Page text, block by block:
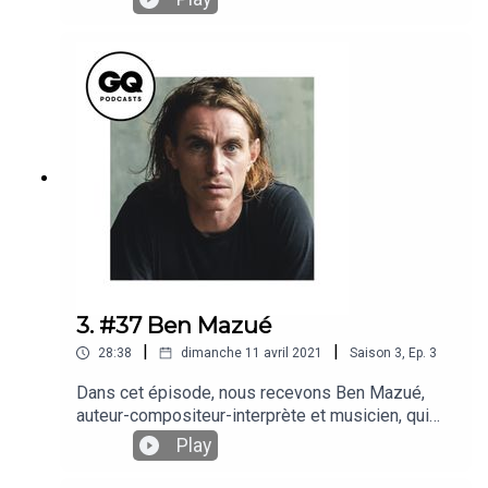
sincérité et humour, il nous a parlé d'acceptation
d'acteur. Voici sa définition du Bonhomme.
3. #37 Ben Mazué
28:38 dimanche 11 avril 2021 Saison 3, Ep. 3
Dans cet épisode, nous recevons Ben Mazué,
auteur-compositeur-interprète et musicien, qui
nous a émus, bousculés presque obsédés
depuis septembre avec son dernier album
Play